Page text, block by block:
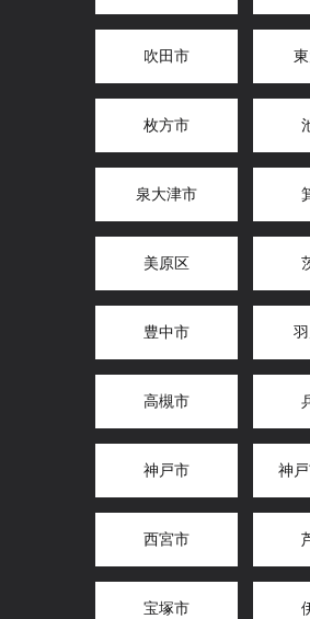
吹田市
枚方市
泉大津市
美原区
豊中市
高槻市
神戸市 神
西宮市
宝塚市